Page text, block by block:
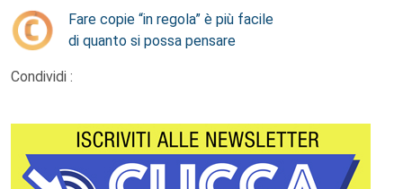
Fare copie “in regola” è più facile
di quanto si possa pensare
Condividi :